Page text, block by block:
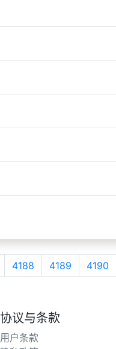
4188 4189 4190
协议与条款
用户条款